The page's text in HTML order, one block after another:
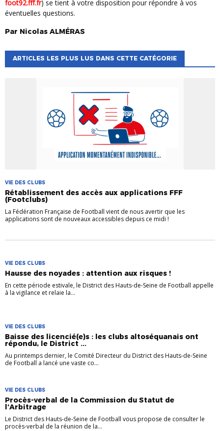
foot92.fff.fr) se tient à votre disposition pour répondre à vos
éventuelles questions.
Par Nicolas ALMÉRAS
ARTICLES LES PLUS LUS DANS CETTE CATÉGORIE
VIE DES CLUBS
Rétablissement des accès aux applications FFF
(Footclubs)
La Fédération Française de Football vient de nous avertir que les
applications sont de nouveaux accessibles depuis ce midi !
VIE DES CLUBS
Hausse des noyades : attention aux risques !
En cette période estivale, le District des Hauts-de-Seine de Football appelle
à la vigilance et relaie la...
VIE DES CLUBS
Baisse des licencié(e)s : les clubs altoséquanais ont
répondu, le District ...
Au printemps dernier, le Comité Directeur du District des Hauts-de-Seine
de Football a lancé une vaste co...
VIE DES CLUBS
Procès-verbal de la Commission du Statut de
l’Arbitrage
Le District des Hauts-de-Seine de Football vous propose de consulter le
procès-verbal de la réunion de la...